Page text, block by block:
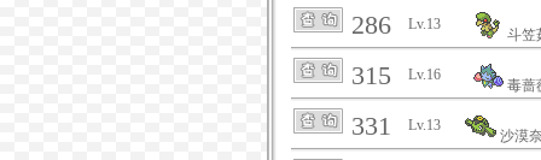
286 Lv.13
斗笠
315 Lv.16
毒蔷
331 Lv.13
沙漠